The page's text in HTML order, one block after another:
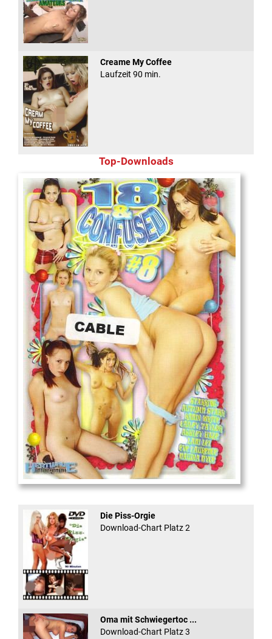
Creame My Coffee
Laufzeit 90 min.
Top-Downloads
And Confused #8 - ...
Die Piss-Orgie
Download-Chart Platz 2
Oma mit Schwiegertoc ...
Download-Chart Platz 3